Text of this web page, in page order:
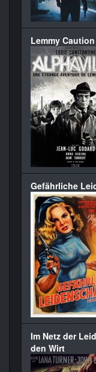
Lemmy
Gefährliche
Im Netz der
den Wirt